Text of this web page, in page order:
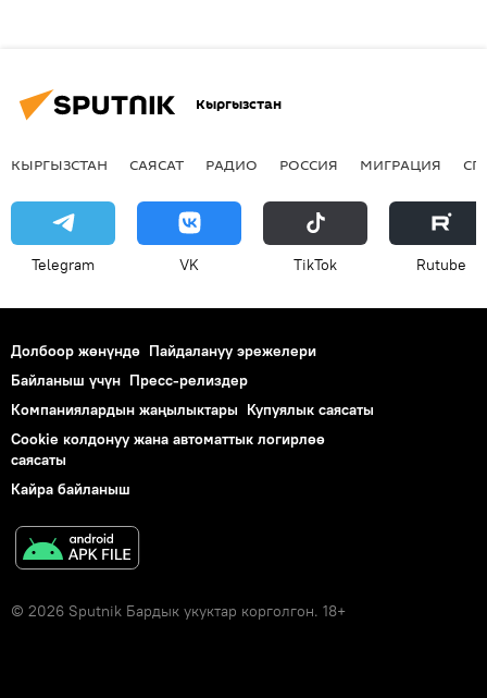
Кыргызстан
КЫРГЫЗСТАН САЯСАТ РАДИО РОССИЯ МИГРАЦИЯ
Telegram VK ТikТоk Rutube
Долбоор жөнүндө Пайдалануу эрежелери
Байланыш үчүн Пресс-релиздер
Компаниялардын жаңылыктары Купуялык саясаты
Cookie колдонуу жана автоматтык логирлөө
саясаты
Кайра байланыш
© 2026 Sputnik Бардык укуктар корголгон. 18+